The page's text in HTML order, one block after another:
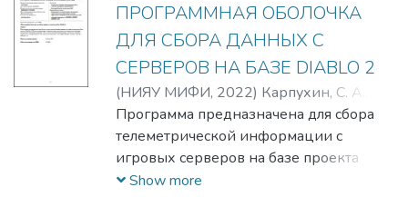
ПРОГРАММНАЯ ОБОЛОЧКА
ДЛЯ СБОРА ДАННЫХ С
СЕРВЕРОВ НА БАЗЕ DIABLO 2
(НИЯУ МИФИ, 2022) Карпухин, С. А.
Сильнов, Д. С.;Хороший, А. А.;Сильнов,
Дмитрий Сергеевич
Программа предназначена для сбора
телеметрической информации с
игровых серверов на базе проекта
Diablo 2. Область применения -
Show more